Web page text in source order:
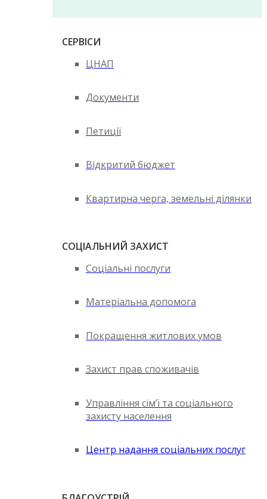
СЕРВІСИ
ЦНАП
Документи
Петиції
Відкритий бюджет
Квартирна черга, земельні ділянки
СОЦІАЛЬНИЙ ЗАХИСТ
Соціальні послуги
Матеріальна допомога
Покращення житлових умов
Захист прав споживачів
Управління сім’ї та соціального
захисту населення
Центр надання соціальних послуг